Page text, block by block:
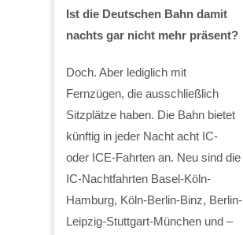
Ist die Deutschen Bahn damit
nachts gar nicht mehr präsent?
Doch. Aber lediglich mit
Fernzügen, die ausschließlich
Sitzplätze haben. Die Bahn bietet
künftig in jeder Nacht acht IC-
oder ICE-Fahrten an. Neu sind die
IC-Nachtfahrten Basel-Köln-
Hamburg, Köln-Berlin-Binz, Berlin-
Leipzig-Stuttgart-München und –